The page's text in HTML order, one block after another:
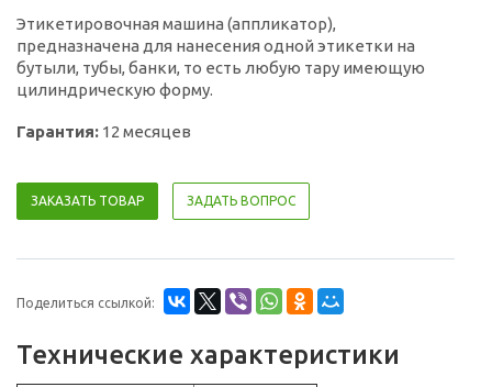
Этикетировочная машина (аппликатор),
предназначена для нанесения одной этикетки на
бутыли, тубы, банки, то есть любую тару имеющую
цилиндрическую форму.
Гарантия: 12 месяцев
ЗАКАЗАТЬ ТОВАР ЗАДАТЬ ВОПРОС
Поделиться ссылкой:
Технические характеристики